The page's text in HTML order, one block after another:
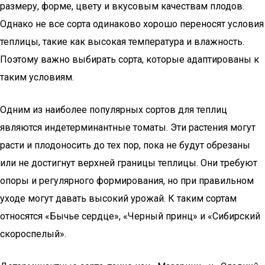
размеру, форме, цвету и вкусовым качествам плодов.
Однако не все сорта одинаково хорошо переносят условия
теплицы, такие как высокая температура и влажность.
Поэтому важно выбирать сорта, которые адаптированы к
таким условиям.
Одним из наиболее популярных сортов для теплиц
являются индетерминантные томаты. Эти растения могут
расти и плодоносить до тех пор, пока не будут обрезаны
или не достигнут верхней границы теплицы. Они требуют
опоры и регулярного формирования, но при правильном
уходе могут давать высокий урожай. К таким сортам
относятся «Бычье сердце», «Черный принц» и «Сибирский
скороспелый».